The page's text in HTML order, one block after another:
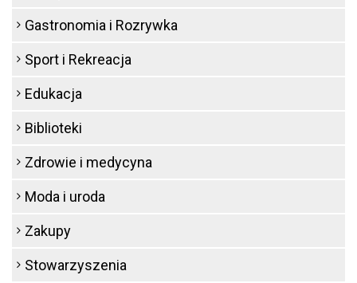
Gastronomia i Rozrywka
Sport i Rekreacja
Edukacja
Biblioteki
Zdrowie i medycyna
Moda i uroda
Zakupy
Stowarzyszenia